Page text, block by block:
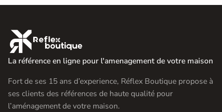

La référence en ligne pour l'amenagement de votre maison
Fort de ses 15 ans d’experience, Réflex Boutique propose à
ses clients des références de haute qualité pour
l’aménagement de votre maison.